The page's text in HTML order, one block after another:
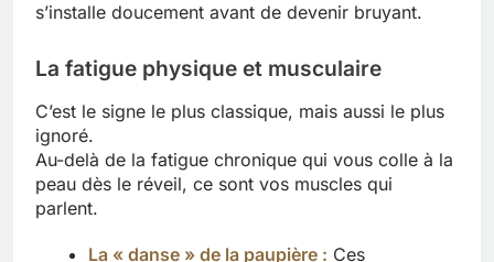
s’installe doucement avant de devenir bruyant.
La fatigue physique et musculaire
C’est le signe le plus classique, mais aussi le plus
ignoré.
Au-delà de la fatigue chronique qui vous colle à la
peau dès le réveil, ce sont vos muscles qui
parlent.
La « danse » de la paupière : Ces